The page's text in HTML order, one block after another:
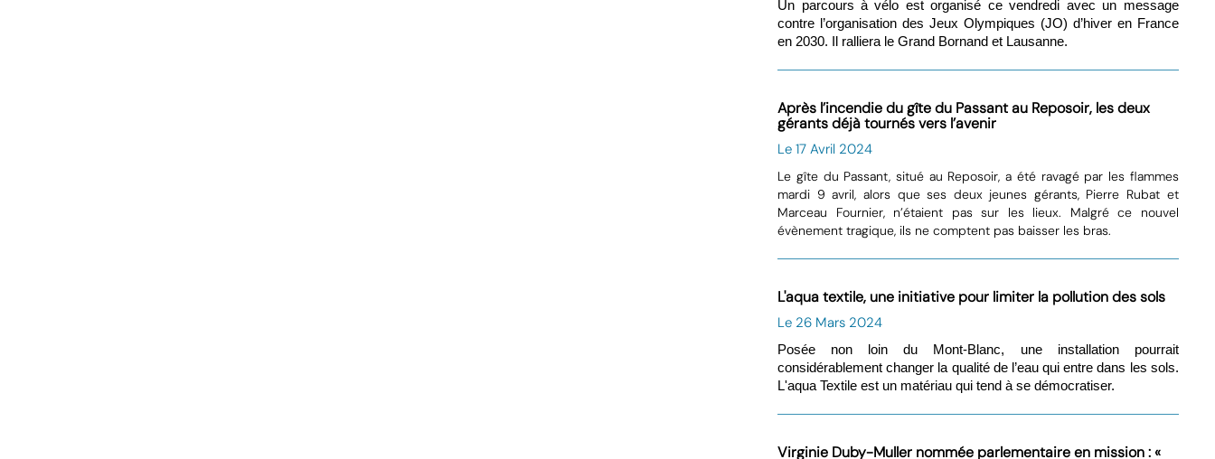
Un parcours à vélo est organisé ce vendredi avec un message
contre l’organisation des Jeux Olympiques (JO) d’hiver en France
en 2030. Il ralliera le Grand Bornand et Lausanne.
Après l’incendie du gîte du Passant au Reposoir, les deux
gérants déjà tournés vers l’avenir
Le 17 Avril 2024
Le gîte du Passant, situé au Reposoir, a été ravagé par les flammes
mardi 9 avril, alors que ses deux jeunes gérants, Pierre Rubat et
Marceau Fournier, n’étaient pas sur les lieux. Malgré ce nouvel
évènement tragique, ils ne comptent pas baisser les bras.
L'aqua textile, une initiative pour limiter la pollution des sols
Le 26 Mars 2024
Posée non loin du Mont-Blanc, une installation pourrait
considérablement changer la qualité de l’eau qui entre dans les sols.
L'aqua Textile est un matériau qui tend à se démocratiser.
Virginie Duby-Muller nommée parlementaire en mission : «